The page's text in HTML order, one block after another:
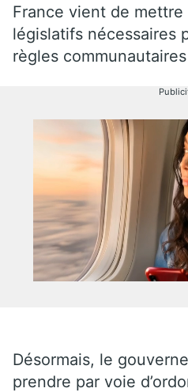
France vient de
législatifs nécessaires
règles
Désormais, le
prendre par voie